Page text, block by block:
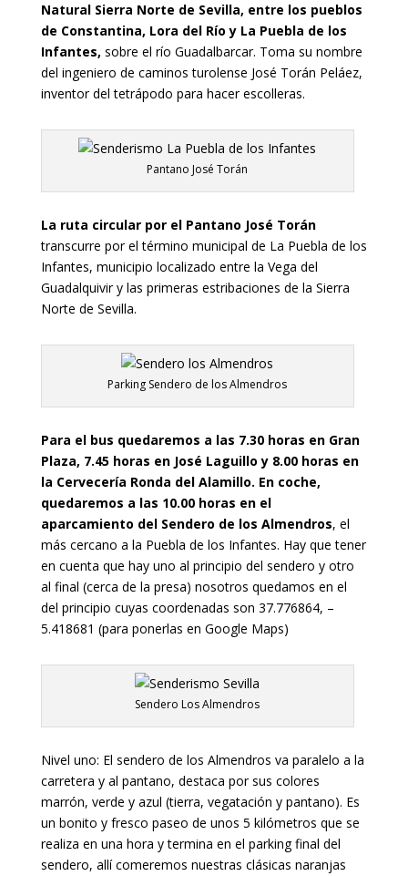
Natural Sierra Norte de Sevilla, entre los pueblos
de Constantina, Lora del Río y La Puebla de los
Infantes, sobre el río Guadalbarcar. Toma su nombre
del ingeniero de caminos turolense José Torán Peláez,
inventor del tetrápodo para hacer escolleras.
Pantano José Torán
La ruta circular por el Pantano José Torán
transcurre por el término municipal de La Puebla de los
Infantes, municipio localizado entre la Vega del
Guadalquivir y las primeras estribaciones de la Sierra
Norte de Sevilla.
Parking Sendero de los Almendros
Para el bus quedaremos a las 7.30 horas en Gran
Plaza, 7.45 horas en José Laguillo y 8.00 horas en
la Cervecería Ronda del Alamillo. En coche,
quedaremos a las 10.00 horas en el
aparcamiento del Sendero de los Almendros, el
más cercano a la Puebla de los Infantes. Hay que tener
en cuenta que hay uno al principio del sendero y otro
al final (cerca de la presa) nosotros quedamos en el
del principio cuyas coordenadas son 37.776864, –
5.418681 (para ponerlas en Google Maps)
Sendero Los Almendros
Nivel uno: El sendero de los Almendros va paralelo a la
carretera y al pantano, destaca por sus colores
marrón, verde y azul (tierra, vegatación y pantano). Es
un bonito y fresco paseo de unos 5 kilómetros que se
realiza en una hora y termina en el parking final del
sendero, allí comeremos nuestras clásicas naranjas